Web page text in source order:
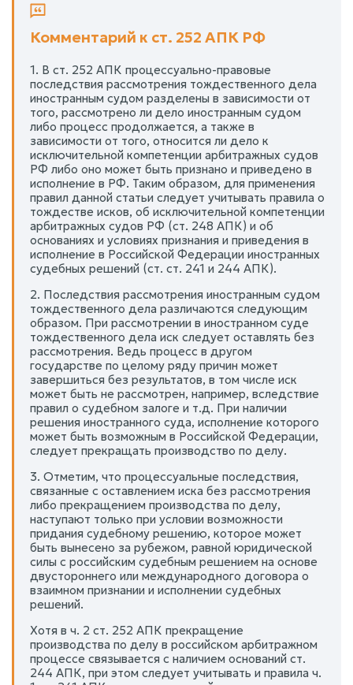
Комментарий к ст. 252 АПК РФ
1. В ст. 252 АПК процессуально-правовые
последствия рассмотрения тождественного дела
иностранным судом разделены в зависимости от
того, рассмотрено ли дело иностранным судом
либо процесс продолжается, а также в
зависимости от того, относится ли дело к
исключительной компетенции арбитражных судов
РФ либо оно может быть признано и приведено в
исполнение в РФ. Таким образом, для применения
правил данной статьи следует учитывать правила о
тождестве исков, об исключительной компетенции
арбитражных судов РФ (ст. 248 АПК) и об
основаниях и условиях признания и приведения в
исполнение в Российской Федерации иностранных
судебных решений (ст. ст. 241 и 244 АПК).
2. Последствия рассмотрения иностранным судом
тождественного дела различаются следующим
образом. При рассмотрении в иностранном суде
тождественного дела иск следует оставлять без
рассмотрения. Ведь процесс в другом
государстве по целому ряду причин может
завершиться без результатов, в том числе иск
может быть не рассмотрен, например, вследствие
правил о судебном залоге и т.д. При наличии
решения иностранного суда, исполнение которого
может быть возможным в Российской Федерации,
следует прекращать производство по делу.
3. Отметим, что процессуальные последствия,
связанные с оставлением иска без рассмотрения
либо прекращением производства по делу,
наступают только при условии возможности
придания судебному решению, которое может
быть вынесено за рубежом, равной юридической
силы с российским судебным решением на основе
двустороннего или международного договора о
взаимном признании и исполнении судебных
решений.
Хотя в ч. 2 ст. 252 АПК прекращение
производства по делу в российском арбитражном
процессе связывается с наличием оснований ст.
244 АПК, при этом следует учитывать и правила ч.